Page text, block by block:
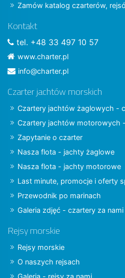
Zamów katalog czarterów,
Kontakt
tel. +48 33 497 10 57
www.charter.pl
info@charter.pl
Czarter jachtów morskich
Czartery jachtów żaglowych -
Czartery jachtów motorowych
Zapytanie o czarter
Nasza flota - jachty żaglowe
Nasza flota - jachty motorowe
Last minute, promocje i oferty
Przewodnik po marinach
Galeria zdjęć - czartery za nami
Rejsy morskie
Rejsy morskie
O naszych rejsach
Galeria - rejsy za nami